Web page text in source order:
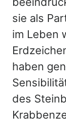
sie als
im Leben
haben
des